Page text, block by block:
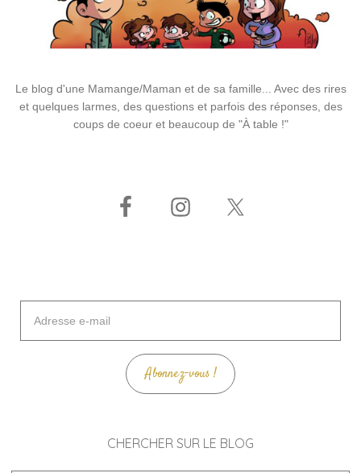
Le blog d'une Mamange/Maman et de sa famille... Avec des rires
et quelques larmes, des questions et parfois des réponses, des
coups de coeur et beaucoup de "À table !"
mail
Abonnez-vous !
CHERCHER SUR LE BLOG